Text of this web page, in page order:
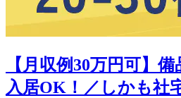
【月収例30万円可】
入居OK！／しかも社